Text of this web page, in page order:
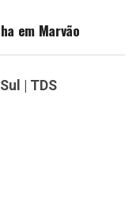
em Marvão
| TDS